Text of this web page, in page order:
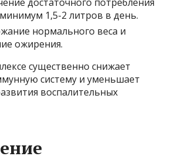
1,5-2 литров в день.
нормального веса и
ожирения.
существенно снижает
систему и уменьшает
воспалительных